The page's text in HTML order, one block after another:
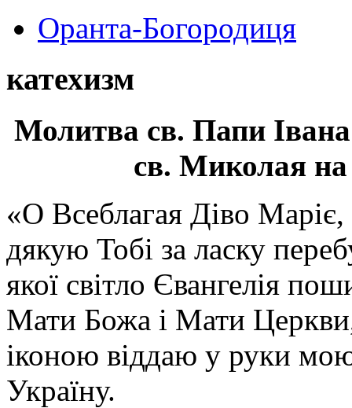
Оранта-Богородиця
катехизм
Молитва св. Папи
св. Миколая на
«О Всеблагая Діво
дякую Тобі за ласку
якої світло Євангелія
Мати Божа і Мати
іконою віддаю у руки
Україну.